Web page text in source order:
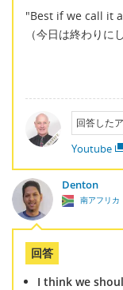
"Best if we call it
（今日は終わりに
回答した
Youtube
Denton
南アフリカ
回答
I think we